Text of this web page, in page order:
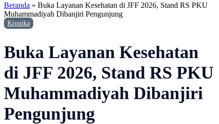
Beranda » Buka Layanan Kesehatan di JFF 2026, Stand RS PKU
Muhammadiyah Dibanjiri Pengunjung
Kronika
Buka Layanan Kesehatan
di JFF 2026, Stand RS PKU
Muhammadiyah Dibanjiri
Pengunjung